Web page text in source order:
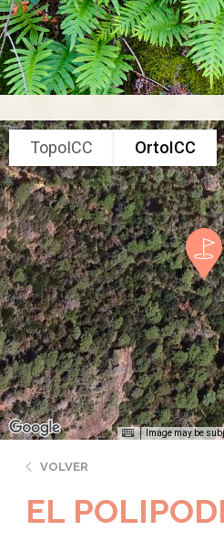
TopoICC OrtoICC
Image may be
VOLVER
EL